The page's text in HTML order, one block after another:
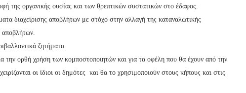
της οργανικής ουσίας και των θρεπτικών συστατικών στο έδαφος.
διαχείρισης αποβλήτων με στόχο στην αλλαγή της καταναλωτικής
ζητήματα.
την ορθή χρήση των κομποστοποιητών και για τα οφέλη που θα έχουν από την
οι ίδιοι οι δημότες και θα το χρησιμοποιούν στους κήπους και στις